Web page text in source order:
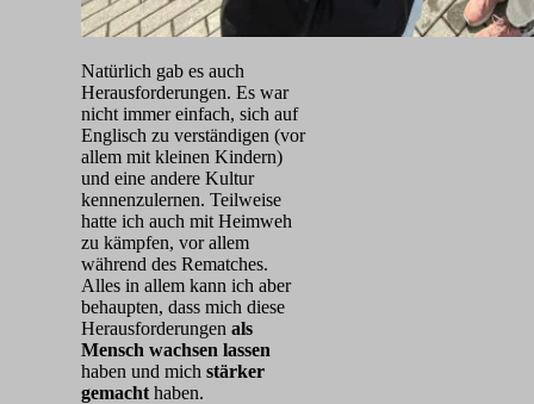
Natürlich gab es auch
Herausforderungen. Es war
nicht immer einfach, sich auf
Englisch zu verständigen (vor
allem mit kleinen Kindern)
und eine andere Kultur
kennenzulernen. Teilweise
hatte ich auch mit Heimweh
zu kämpfen, vor allem
während des Rematches.
Alles in allem kann ich aber
behaupten, dass mich diese
Herausforderungen als
Mensch wachsen lassen
haben und mich stärker
gemacht haben.